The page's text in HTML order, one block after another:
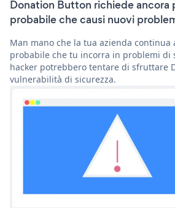
Donation Button richiede ancora
probabile che causi nuovi
Man mano che la tua azienda continua
probabile che tu incorra in problemi di
hacker potrebbero tentare di sfruttare
vulnerabilità di sicurezza.